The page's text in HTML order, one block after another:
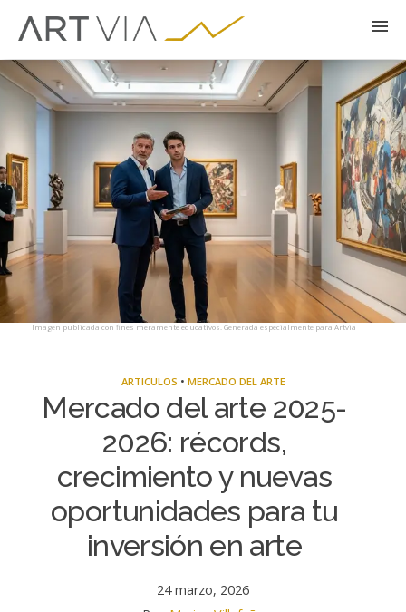
ARTICULOS • MERCADO DEL ARTE
Mercado del arte 2025-
2026: récords,
crecimiento y nuevas
oportunidades para tu
inversión en arte
24 marzo, 2026
Imagen publicada con fines meramente educativos. Generada especialmente para Artvia